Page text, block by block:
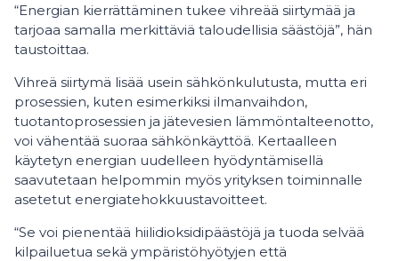
“Energian kierrättäminen tukee vihreää siirtymää ja
tarjoaa samalla merkittäviä taloudellisia säästöjä”, hän
taustoittaa.
Vihreä siirtymä lisää usein sähkönkulutusta, mutta eri
prosessien, kuten esimerkiksi ilmanvaihdon,
tuotantoprosessien ja jätevesien lämmöntalteenotto,
voi vähentää suoraa sähkönkäyttöä. Kertaalleen
käytetyn energian uudelleen hyödyntämisellä
saavutetaan helpommin myös yrityksen toiminnalle
asetetut energiatehokkuustavoitteet.
“Se voi pienentää hiilidioksidipäästöjä ja tuoda selvää
kilpailuetua sekä ympäristöhyötyjen että